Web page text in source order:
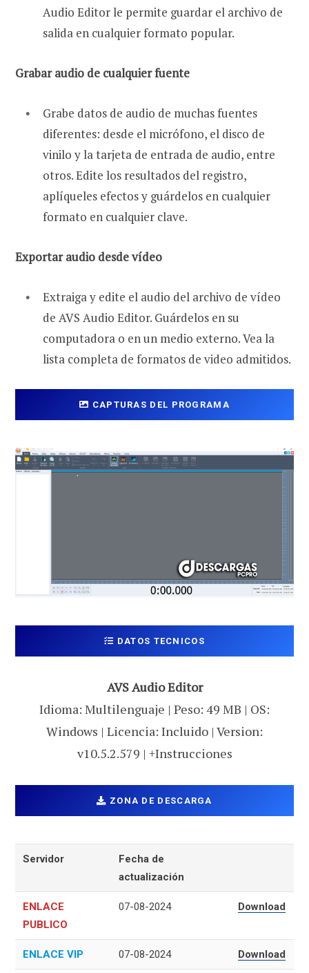
Audio Editor le permite guardar el archivo de
salida en cualquier formato popular.
Grabar audio de cualquier fuente
Grabe datos de audio de muchas fuentes
diferentes: desde el micrófono, el disco de
vinilo y la tarjeta de entrada de audio, entre
otros. Edite los resultados del registro,
aplíqueles efectos y guárdelos en cualquier
formato en cualquier clave.
Exportar audio desde vídeo
Extraiga y edite el audio del archivo de vídeo
de AVS Audio Editor. Guárdelos en su
computadora o en un medio externo. Vea la
lista completa de formatos de video admitidos.
CAPTURAS DEL PROGRAMA
DATOS TECNICOS
AVS Audio Editor
Idioma: Multilenguaje | Peso: 49 MB | OS:
Windows | Licencia: Incluido | Version:
v10.5.2.579 | +Instrucciones
ZONA DE DESCARGA
Servidor
Fecha de
actualización
ENLACE
PUBLICO
07-08-2024 Download
ENLACE VIP 07-08-2024 Download